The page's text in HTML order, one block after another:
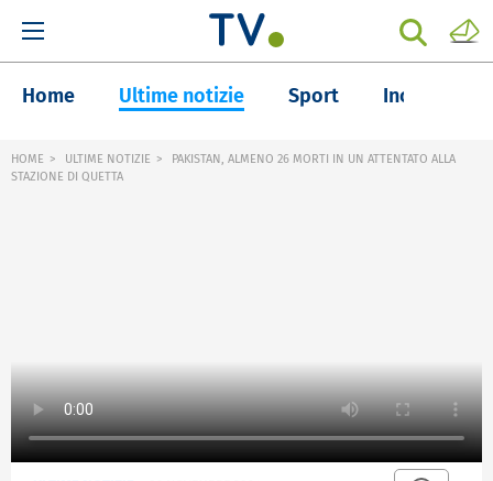
Home Ultime notizie Sport Inchieste
HOME ULTIME NOTIZIE
PAKISTAN, ALMENO 26 MORTI IN UN ATTENTATO ALLA
STAZIONE DI QUETTA